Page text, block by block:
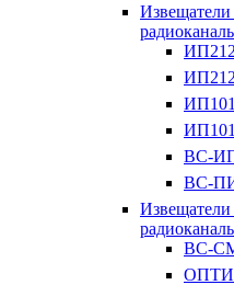
ВС-
ВС-
ВС-